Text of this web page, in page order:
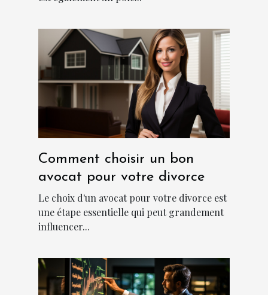
Comment choisir un bon
avocat pour votre divorce
Le choix d'un avocat pour votre divorce est
une étape essentielle qui peut grandement
influencer...